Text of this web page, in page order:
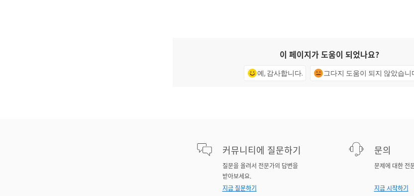
이 페이지가 도움이 되었나요?
예, 감사합니다. 그다지 도움이 되지 않았습니
커뮤니티에 질문하기
질문을 올려서 전문가의 답변을
받아보세요.
지금 질문하기
문의
문제에 대한 전
지금 시작하기